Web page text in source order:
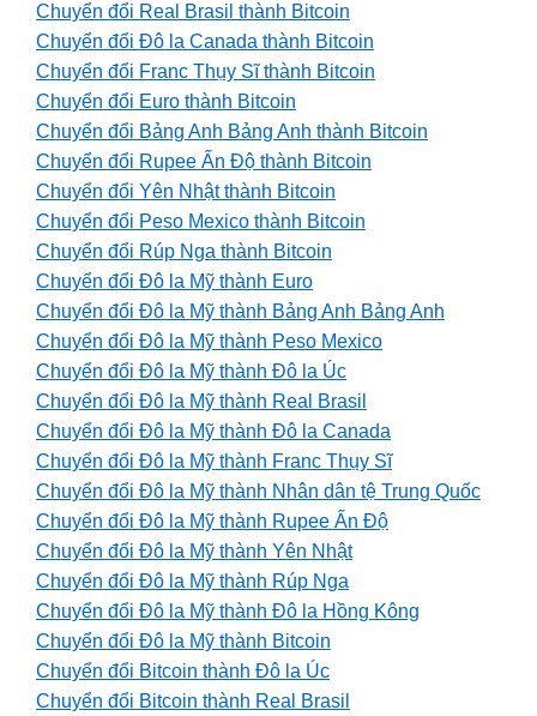
Chuyển đổi Real Brasil thành Bitcoin
Chuyển đổi Đô la Canada thành Bitcoin
Chuyển đổi Franc Thụy Sĩ thành Bitcoin
Chuyển đổi Euro thành Bitcoin
Chuyển đổi Bảng Anh Bảng Anh thành Bitcoin
Chuyển đổi Rupee Ấn Độ thành Bitcoin
Chuyển đổi Yên Nhật thành Bitcoin
Chuyển đổi Peso Mexico thành Bitcoin
Chuyển đổi Rúp Nga thành Bitcoin
Chuyển đổi Đô la Mỹ thành Euro
Chuyển đổi Đô la Mỹ thành Bảng Anh Bảng Anh
Chuyển đổi Đô la Mỹ thành Peso Mexico
Chuyển đổi Đô la Mỹ thành Đô la Úc
Chuyển đổi Đô la Mỹ thành Real Brasil
Chuyển đổi Đô la Mỹ thành Đô la Canada
Chuyển đổi Đô la Mỹ thành Franc Thụy Sĩ
Chuyển đổi Đô la Mỹ thành Nhân dân tệ Trung Quốc
Chuyển đổi Đô la Mỹ thành Rupee Ấn Độ
Chuyển đổi Đô la Mỹ thành Yên Nhật
Chuyển đổi Đô la Mỹ thành Rúp Nga
Chuyển đổi Đô la Mỹ thành Đô la Hồng Kông
Chuyển đổi Đô la Mỹ thành Bitcoin
Chuyển đổi Bitcoin thành Đô la Úc
Chuyển đổi Bitcoin thành Real Brasil